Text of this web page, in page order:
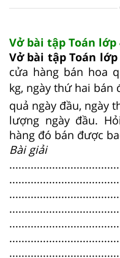
Vở bài tập Toán lớp
Vở bài tập Toán lớp
cửa hàng bán hoa
kg, ngày thứ hai bán
quả ngày đầu, ngày
lượng ngày đầu.
hàng đó bán được
Bài giải